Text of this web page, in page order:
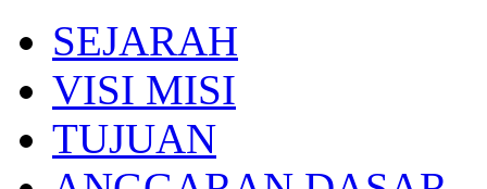
SEJARAH
VISI MISI
TUJUAN